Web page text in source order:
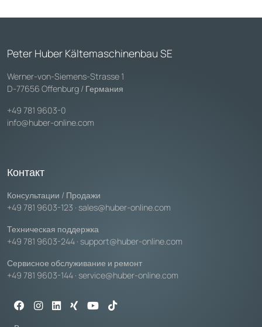
Peter Huber Kältemaschinenbau SE
Werner-von-Siemens-Strasse 1
D-77656 Offenburg / Германия
+49 781 9603-0
info@huber-online.com
Контакт
Консультации / Продажи
+49 781 9603-123 · sales@huber-online.com
Техническая поддержка
+49 781 9603-244 · support@huber-online.com
Сервисное обслуживание и ремонт
+49 781 9603-144 · service@huber-online.com